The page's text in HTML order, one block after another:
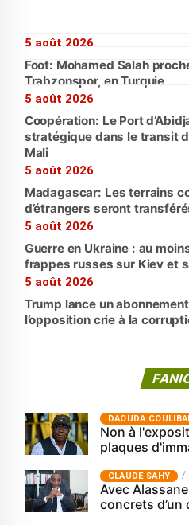
5 août 2026
Foot: Mohamed Salah
Trabzonspor, en Turquie
5 août 2026
Coopération: Le Port
stratégique dans le transit
Mali
5 août 2026
Madagascar: Les terrains
d’étrangers seront
5 août 2026
Guerre en Ukraine : au
frappes russes sur Kiev et
5 août 2026
Trump lance un
l’opposition crie à la
‎DAOUDA
Non à
plaques
CLAUDE SAHY
Avec
concrets